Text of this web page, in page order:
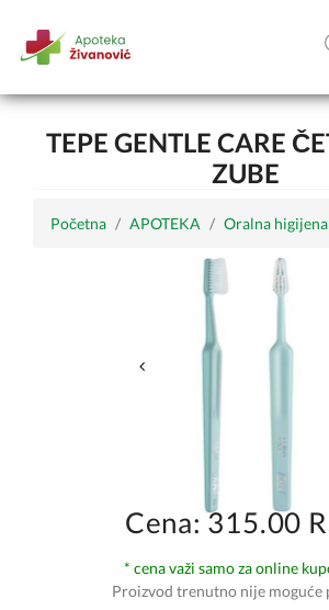
TEPE GENTLE CARE
ZUBE
Početna APOTEKA Oralna higijena
Cena: 315.00
* cena važi samo za online
Proizvod trenutno nije moguće